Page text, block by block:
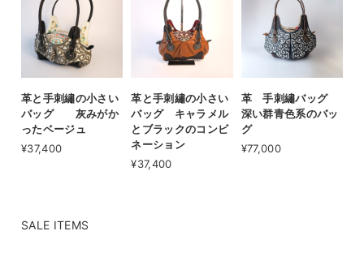
革と手刺繡の小さい
バッグ 灰みがか
ったベージュ
¥37,400
革と手刺繡の小さい
バッグ キャラメル
とブラックのコンビ
ネーション
¥37,400
革 手刺繡バッグ
深い群青色系のバッ
グ
¥77,000
SALE ITEMS